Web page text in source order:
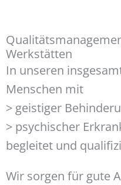
Werkstätten
In unseren
Menschen mit
> geistiger
> psychischer
begleitet und
Wir sorgen für gute